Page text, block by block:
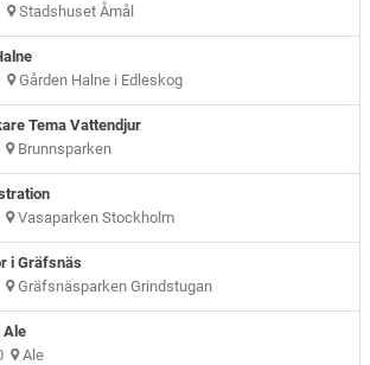
Stadshuset Åmål
Gården Halne i Edleskog
Tema Vattendjur
Brunnsparken
Vasaparken Stockholm
i Gräfsnäs
Gräfsnäsparken Grindstugan
Ale
Ale